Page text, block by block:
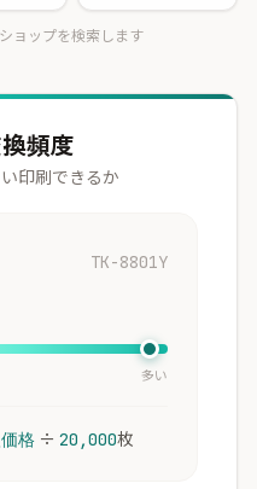
ョップを検索します
頻度
印刷できるか
TK-8801Y
多い
格 ÷ 20,000枚